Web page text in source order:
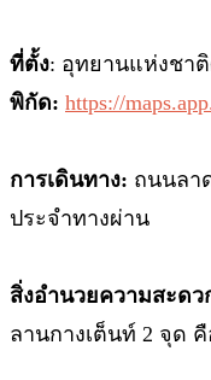
ที่ตั้ง: อุทยานแห่งชา
พิกัด: https://
การเดินทาง: ถนนลา
ประจำทางผ่าน
สิ่งอำนวยความสะดว
ลานกางเต็นท์ 2 จุด